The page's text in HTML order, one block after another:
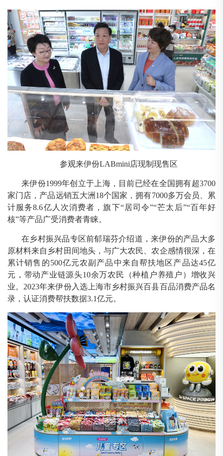
参观来伊份LABmini店现制现售区
来伊份1999年创立于上海，目前已经在全国拥有超3700
家门店，产品远销五大洲18个国家，拥有7000多万会员、累
计服务8.6亿人次消费者，旗下“居司令”“芒太后”“百年好
核”等产品广受消费者青睐。
在乡村振兴品专区前郁瑞芬介绍道，来伊份的产品大多
原材料来自乡村田间地头，与广大农民、农企感情很深，在
累计销售的500亿元农副产品中来自帮扶地区产品达45亿
元，带动产业链源头10余万农民（种植户养殖户）增收兴
业。2023年来伊份入选上海市乡村振兴百县百品消费产品名
录，认证消费帮扶数据3.1亿元。